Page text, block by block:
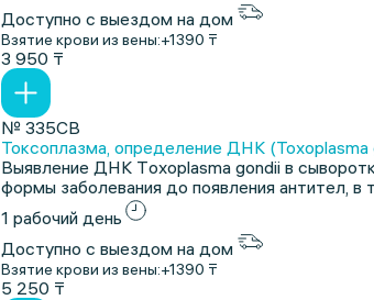
Доступно с выездом на дом
Взятие крови из вены:+1390 ₸
3 950 ₸
№ 335СВ
Токсоплазма, определение ДНК (Toxoplasma
Выявление ДНК Тoxoplasma gondii в
формы заболевания до появления антител,
1 рабочий день
Доступно с выездом на дом
Взятие крови из вены:+1390 ₸
5 250 ₸